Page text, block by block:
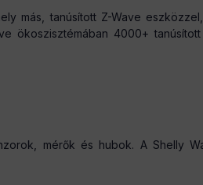
más, tanúsított Z-Wave
ökoszisztémában 4000+
mérők és hubok. A Shelly